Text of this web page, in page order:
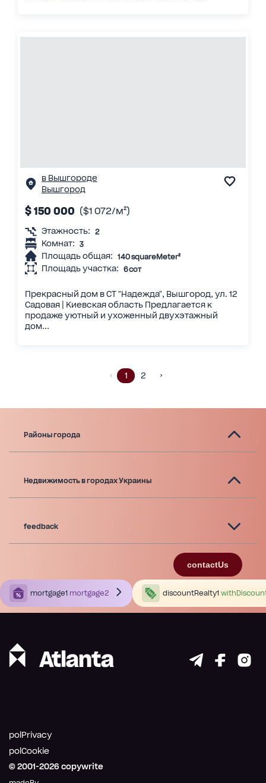
в Вышгороде
Вышгород
$ 150 000 ($1 072/м²)
Этажность: 2
Комнат: 3
Площадь общая: 140 squareMeter²
Площадь участка: 6 сот
Прекрасный дом в СТ "Надежда", Вышгород, ул. 12
Садовая | Киевская область Предлагается к
продаже уютный и ухоженный двухэтажный
дом...
1 2
Районы города
Недвижимость в городах Украины
feedback
contactUs
mortgage1 mortgage2 discountRealty1
© 2001-2026 copywrite
polPrivacy
polCookie